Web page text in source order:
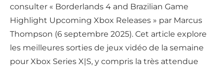
consulter « Borderlands 4 and Brazilian Game
Highlight Upcoming Xbox Releases » par Marcus
Thompson (6 septembre 2025). Cet article explore
les meilleures sorties de jeux vidéo de la semaine
pour Xbox Series X|S, y compris la très attendue